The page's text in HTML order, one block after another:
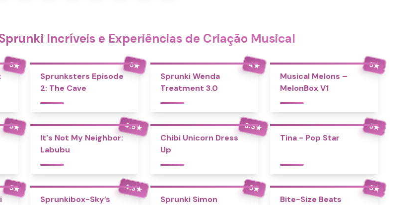
Incríveis e Experiências de Criação Musical
5★ 5★
Sprunksters Episode
2: The Cave
4★
Sprunki Wenda
Treatment 3.0
5★
Musical Melons –
MelonBox V1
5★ 4.5★
It's Not My Neighbor:
Labubu
3.3★
Chibi Unicorn Dress
Up
5★
Tina - Pop Star
5★ 4.3★
Sprunkibox-Sky’s
5★
Sprunki Simon
3★
Bite-Size Beats